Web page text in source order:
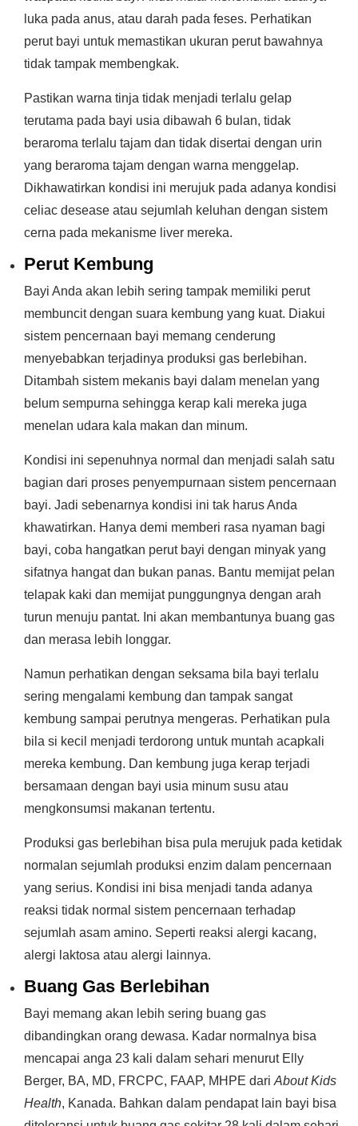
luka pada anus, atau darah pada feses. Perhatikan
perut bayi untuk memastikan ukuran perut bawahnya
tidak tampak membengkak.
Pastikan warna tinja tidak menjadi terlalu gelap
terutama pada bayi usia dibawah 6 bulan, tidak
beraroma terlalu tajam dan tidak disertai dengan urin
yang beraroma tajam dengan warna menggelap.
Dikhawatirkan kondisi ini merujuk pada adanya kondisi
celiac desease atau sejumlah keluhan dengan sistem
cerna pada mekanisme liver mereka.
Perut Kembung
Bayi Anda akan lebih sering tampak memiliki perut
membuncit dengan suara kembung yang kuat. Diakui
sistem pencernaan bayi memang cenderung
menyebabkan terjadinya produksi gas berlebihan.
Ditambah sistem mekanis bayi dalam menelan yang
belum sempurna sehingga kerap kali mereka juga
menelan udara kala makan dan minum.
Kondisi ini sepenuhnya normal dan menjadi salah satu
bagian dari proses penyempurnaan sistem pencernaan
bayi. Jadi sebenarnya kondisi ini tak harus Anda
khawatirkan. Hanya demi memberi rasa nyaman bagi
bayi, coba hangatkan perut bayi dengan minyak yang
sifatnya hangat dan bukan panas. Bantu memijat pelan
telapak kaki dan memijat punggungnya dengan arah
turun menuju pantat. Ini akan membantunya buang gas
dan merasa lebih longgar.
Namun perhatikan dengan seksama bila bayi terlalu
sering mengalami kembung dan tampak sangat
kembung sampai perutnya mengeras. Perhatikan pula
bila si kecil menjadi terdorong untuk muntah acapkali
mereka kembung. Dan kembung juga kerap terjadi
bersamaan dengan bayi usia minum susu atau
mengkonsumsi makanan tertentu.
Produksi gas berlebihan bisa pula merujuk pada ketidak
normalan sejumlah produksi enzim dalam pencernaan
yang serius. Kondisi ini bisa menjadi tanda adanya
reaksi tidak normal sistem pencernaan terhadap
sejumlah asam amino. Seperti reaksi alergi kacang,
alergi laktosa atau alergi lainnya.
Buang Gas Berlebihan
Bayi memang akan lebih sering buang gas
dibandingkan orang dewasa. Kadar normalnya bisa
mencapai anga 23 kali dalam sehari menurut Elly
Berger, BA, MD, FRCPC, FAAP, MHPE dari About Kids
Health, Kanada. Bahkan dalam pendapat lain bayi bisa